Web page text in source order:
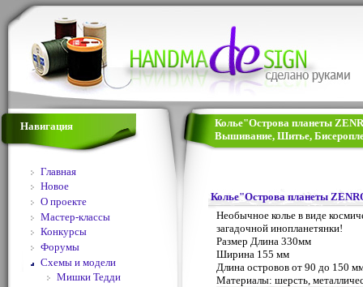
Навигация
Главная
Новое
О проекте
Мастер-классы
Конкурсы
Форумы
Схемы и модели
Мишки Тедди
Колье"Острова планеты
Вышивание, Шитье,
Колье"Острова планеты
Необычное колье в виде
загадочной инопланетянки!
Размер Длина 330мм
Ширина 155 мм
Длина островов от 90 до 150
Материалы: шерсть,